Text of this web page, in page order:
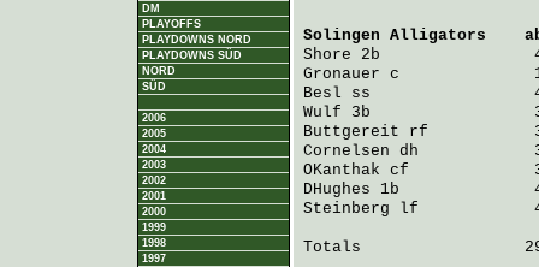
DM
PLAYOFFS
PLAYDOWNS NORD
PLAYDOWNS SÜD
NORD
SÜD
2006
2005
2004
2003
2002
2001
2000
1999
1998
1997
Solingen Alligators
Shore 2b                4
Gronauer c              1
Besl ss                 4
Wulf 3b                 3
Buttgereit rf           3
Cornelsen dh            3
OKanthak cf             3
DHughes 1b              4
Steinberg lf            4
Totals                 29